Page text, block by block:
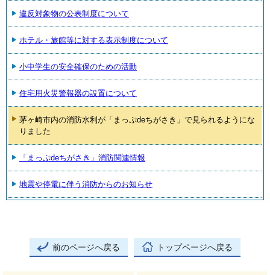
違反対象物の公表制度について
ホテル・旅館等に対する表示制度について
小中学生の安全確保のための活動
住宅用火災警報器の設置について
茅ヶ崎市内の消防水利が「まっぷdeちがさき」で見られるようにな
りました
「まっぷdeちがさき」消防関連情報
地震や停電に伴う消防からのお知らせ
前のページへ戻る トップページへ戻る